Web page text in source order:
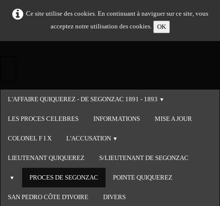
Ce site utilise des cookies. En continuant à naviguer sur ce site, vous
acceptez notre utilisation des cookies.
OK
L'AFFAIRE QUIQUEREZ - DE SEGONZAC 1891 - 1893 ▼
LES PROCES CELEBRES INFORMATIONS MISE A JOUR
COLONEL F I X L'ACCUSATION ▼
LIEUTENANT QUIQUEREZ S/LIEUTENANT DE SEGONZAC
▼ PROCES DE SEGONZAC POINTE QUIQUEREZ
SAN PEDRO CÔTE D'IVOIRE DIVERS